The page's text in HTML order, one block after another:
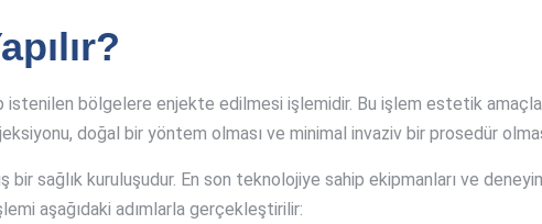
istenilen bölgelere enjekte edilmesi işlemidir. Bu işlem estetik
doğal bir yöntem olması ve minimal invaziv bir prosedür
sağlık kuruluşudur. En son teknolojiye sahip ekipmanları ve
aşağıdaki adımlarla gerçekleştirilir: